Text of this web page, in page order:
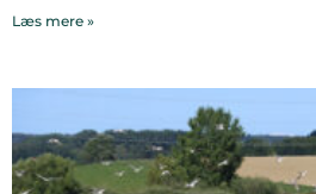
Læs mere »